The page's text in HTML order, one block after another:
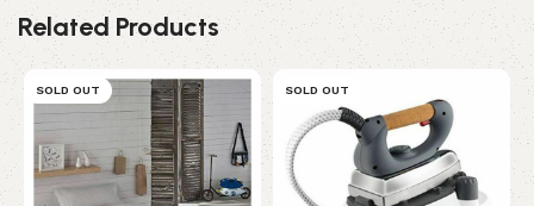
Related Products
SOLD OUT SOLD OUT